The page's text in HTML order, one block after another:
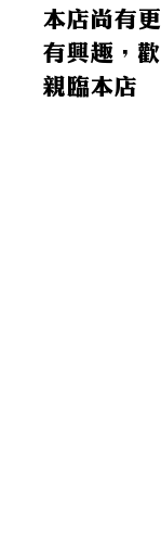
本店尚有
有興趣，
親臨本店